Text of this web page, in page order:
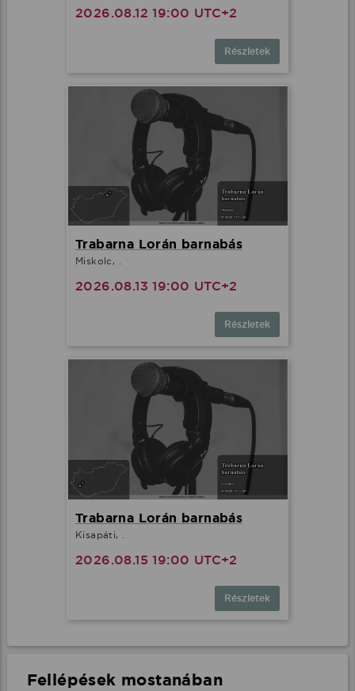
2026.08.12 19:00 UTC+2
Részletek
Trabarna Lorán barnabás
Miskolc, .
2026.08.13 19:00 UTC+2
Részletek
Trabarna Lorán barnabás
Kisapáti, .
2026.08.15 19:00 UTC+2
Részletek
Fellépések mostanában